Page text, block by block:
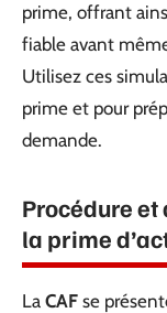
prime, offrant
fiable avant
Utilisez ces
prime et pour
demande.
Procédure
la prime
La CAF se